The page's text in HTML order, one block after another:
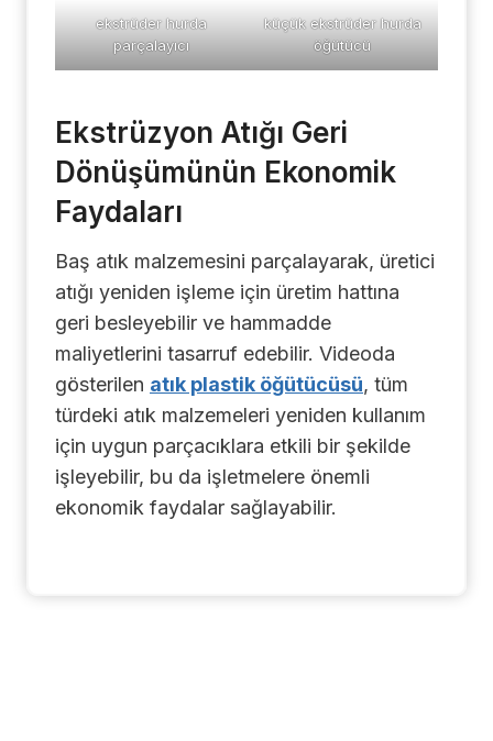
ekstrüder hurda
parçalayıcı
küçük ekstrüder hurda
öğütücü
Ekstrüzyon Atığı Geri
Dönüşümünün Ekonomik
Faydaları
Baş atık malzemesini parçalayarak, üretici
atığı yeniden işleme için üretim hattına
geri besleyebilir ve hammadde
maliyetlerini tasarruf edebilir. Videoda
gösterilen atık plastik öğütücüsü, tüm
türdeki atık malzemeleri yeniden kullanım
için uygun parçacıklara etkili bir şekilde
işleyebilir, bu da işletmelere önemli
ekonomik faydalar sağlayabilir.